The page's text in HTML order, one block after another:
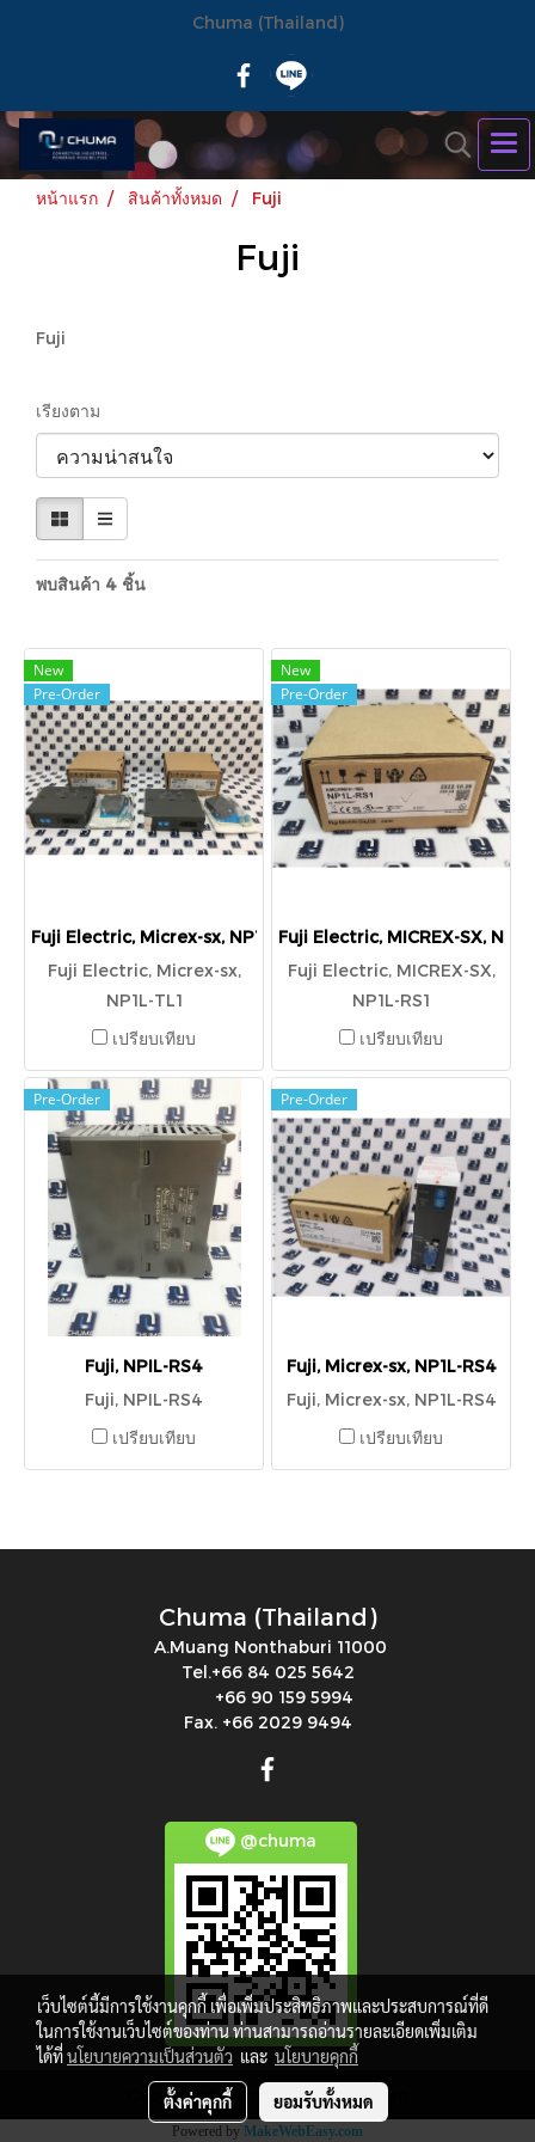
Chuma (Thailand)
หน้าแรก สินค้าทั้งหมด Fuji
Fuji
Fuji
เรียงตาม
พบสินค้า 4 ชิ้น
New
Pre-Order
Fuji Electric, Micrex-sx, NP1L-TL1
Fuji Electric, Micrex-sx,
NP1L-TL1
เปรียบเทียบ
New
Pre-Order
Fuji Electric, MICREX-SX,
Fuji Electric, MICREX-SX,
NP1L-RS1
เปรียบเทียบ
Pre-Order
Fuji, NPIL-RS4
Fuji, NPIL-RS4
เปรียบเทียบ
Pre-Order
Fuji, Micrex-sx, NP1L-RS4
Fuji, Micrex-sx, NP1L-RS4
เปรียบเทียบ
Chuma (Thailand)
A.Muang Nonthaburi 11000
Tel.+66 84 025 5642
+66 90 159 5994
Fax. +66 2029 9494
@chuma
Copy right by makewebeasy.com
Powered by MakeWebEasy.com
เว็บไซต์นี้มีการใช้งานคุกกี้ เพื่อเพิ่มประสิทธิภาพและประสบการณ์ที่ดี
ในการใช้งานเว็บไซต์ของท่าน ท่านสามารถอ่านรายละเอียดเพิ่มเติม
ได้ที่นโยบายความเป็นส่วนตัว และ นโยบายคุกกี้
ตั้งค่าคุกกี้ ยอมรับทั้งหมด